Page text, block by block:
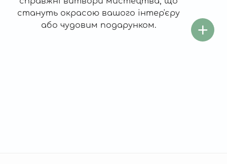
стануть окрасою вашого інтер'єру
або чудовим подарунком.